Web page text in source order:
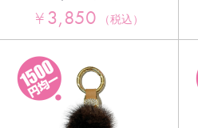
¥3,850 （税込）